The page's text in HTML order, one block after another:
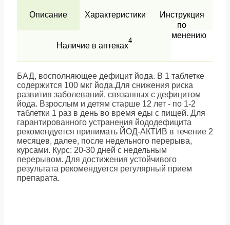
Описание Характеристики
Инструкция
по
применению
Наличие в аптеках
4
БАД, восполняющее дефицит йода. В 1 таблетке
содержится 100 мкг йода.Для снижения риска
развития заболеваний, связанных с дефицитом
йода. Взрослым и детям старше 12 лет - по 1-2
таблетки 1 раз в день во время еды с пищей. Для
гарантированного устранения йододефицита
рекомендуется принимать ЙОД-АКТИВ в течение 2
месяцев, далее, после недельного перерыва,
курсами. Курс: 20-30 дней с недельным
перерывом. Для достижения устойчивого
результата рекомендуется регулярный прием
препарата.